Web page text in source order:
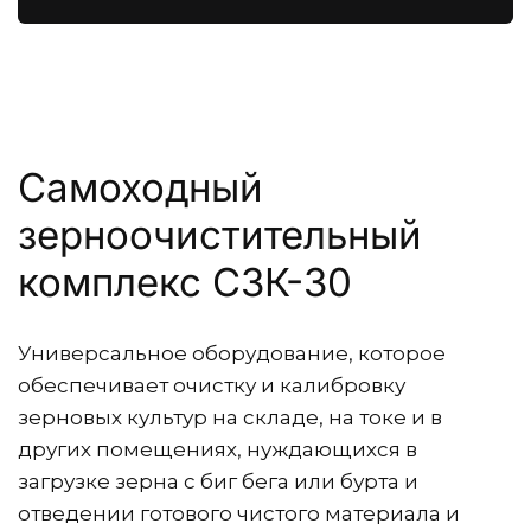
Самоходный
зерноочистительный
комплекс СЗК-30
Универсальное оборудование, которое
обеспечивает очистку и калибровку
зерновых культур на складе, на токе и в
других помещениях, нуждающихся в
загрузке зерна с биг бега или бурта и
отведении готового чистого материала и